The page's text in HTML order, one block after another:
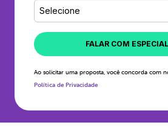
Selecione
FALAR COM
Ao solicitar uma proposta, você concorda com
Política de Privacidade